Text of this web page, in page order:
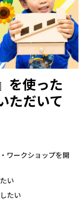
を使った
ただいて
ワークショップを開
い
たい